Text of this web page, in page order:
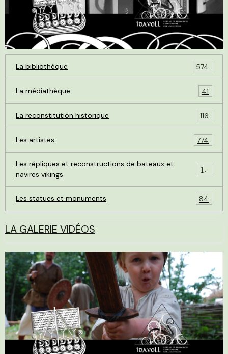
La bibliothèque 574
La médiathèque 41
La reconstitution historique 116
Les artistes 774
Les répliques et reconstructions de bateaux et
navires vikings
119
Les statues et monuments 84
LA GALERIE VIDÉOS